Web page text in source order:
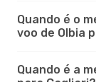
Quando é o
voo de Olbia
Quando é a